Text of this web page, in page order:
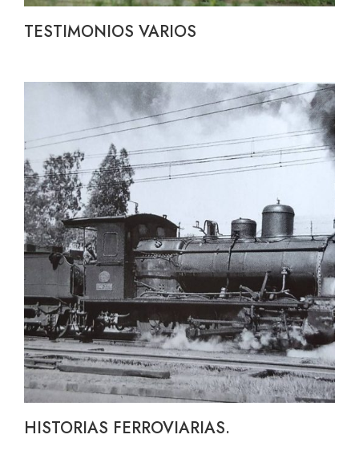
TESTIMONIOS VARIOS
HISTORIAS FERROVIARIAS.